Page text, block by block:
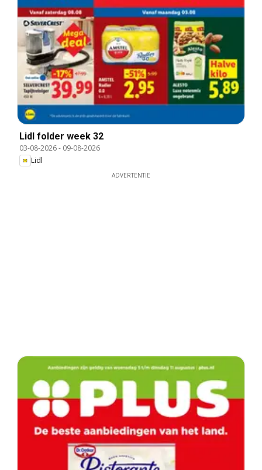
Lidl folder week 32
03-08-2026- 09-08-2026
Lidl
ADVERTENTIE